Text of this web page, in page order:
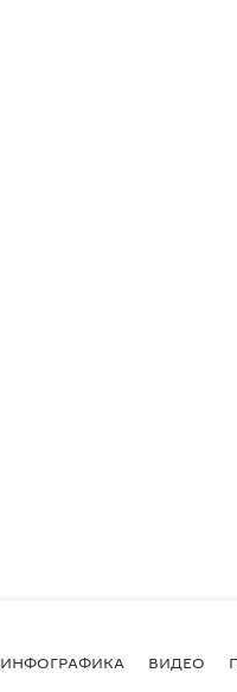
ИНФОГРАФИКА ВИДЕО